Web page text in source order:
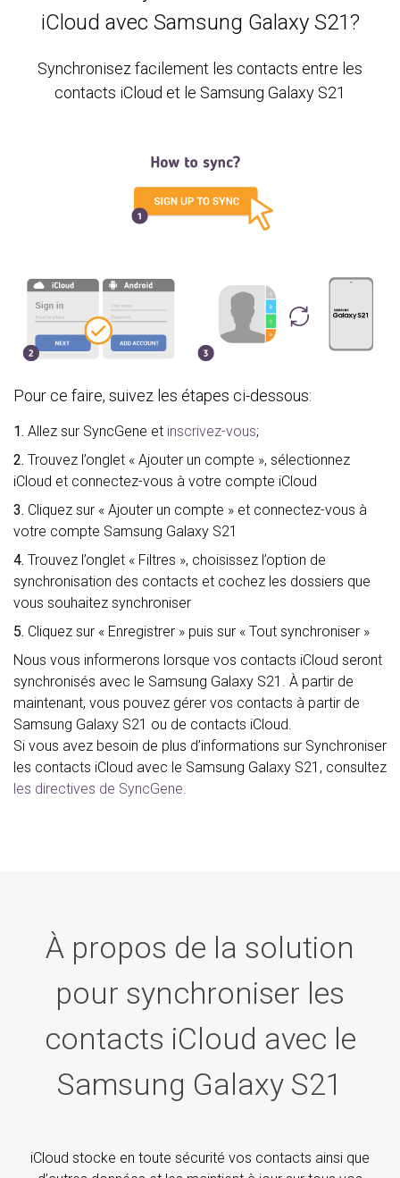
iCloud avec Samsung Galaxy S21?
Synchronisez facilement les contacts entre les
contacts iCloud et le Samsung Galaxy S21
Pour ce faire, suivez les étapes ci-dessous:
1. Allez sur SyncGene et inscrivez-vous;
2. Trouvez l’onglet « Ajouter un compte », sélectionnez
iCloud et connectez-vous à votre compte iCloud
3. Cliquez sur « Ajouter un compte » et connectez-vous à
votre compte Samsung Galaxy S21
4. Trouvez l’onglet « Filtres », choisissez l’option de
synchronisation des contacts et cochez les dossiers que
vous souhaitez synchroniser
5. Cliquez sur « Enregistrer » puis sur « Tout synchroniser »
Nous vous informerons lorsque vos contacts iCloud seront
synchronisés avec le Samsung Galaxy S21. À partir de
maintenant, vous pouvez gérer vos contacts à partir de
Samsung Galaxy S21 ou de contacts iCloud.
Si vous avez besoin de plus d’informations sur Synchroniser
les contacts iCloud avec le Samsung Galaxy S21, consultez
les directives de SyncGene.
À propos de la solution
pour synchroniser les
contacts iCloud avec le
Samsung Galaxy S21
iCloud stocke en toute sécurité vos contacts ainsi que